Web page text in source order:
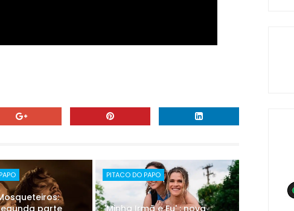
parte
PITACO DO PAPO
'Minha Irmã e Eu' : nova